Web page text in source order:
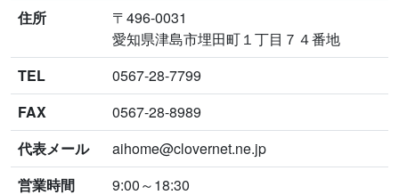
2025/10/09
【津島市 愛宕町5丁目 貸店舗 1階】を掲載！！
2025/09/26
【稲沢市 平和町横池山ノ畑（渕高駅）3階建
10SLDK】
を掲載！！
2025/09/25
【津島市 天王通6丁目1番地 貸店舗 1階】を掲載！！
住所
〒496-0031
愛知県津島市埋田町１丁目７４番地
TEL
0567-28-7799
FAX
0567-28-8989
代表メール
aihome@clovernet.ne.jp
営業時間
9:00～18:30